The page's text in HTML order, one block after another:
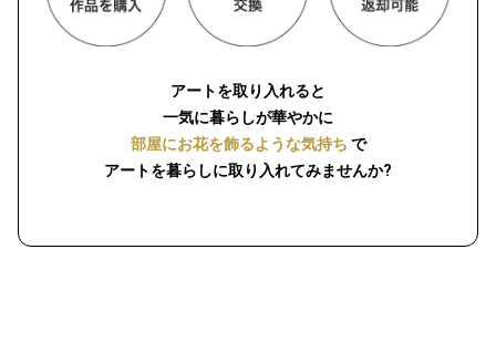
アートを取り入れると
一気に暮らしが華やかに
部屋にお花を飾るような気持ち で
アートを暮らしに取り入れてみませんか?